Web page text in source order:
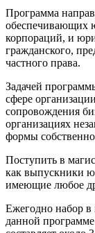
Программа
обеспечивающих
корпораций, и
гражданского,
частного права.
Задачей
сфере
сопровождения
организациях
формы
Поступить в
как выпускники
имеющие любое
Ежегодно набор в
данной